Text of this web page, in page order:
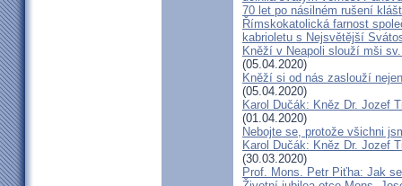
70 let po násilném rušení
Římskokatolická farnost
kabrioletu s Nejsvětější
Kněží v Neapoli slouží mši
(05.04.2020)
Kněží si od nás zaslouží
(05.04.2020)
Karol Dučák: Kněz Dr. Jozef
(01.04.2020)
Nebojte se, protože všichni
Karol Dučák: Kněz Dr. Jozef
(30.03.2020)
Prof. Mons. Petr Piťha: Jak